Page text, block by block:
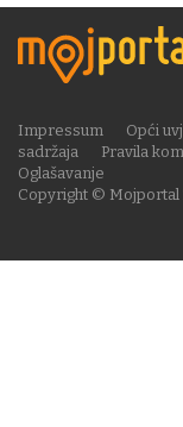
Copyright © Mojportal
Impressum Opći
sadržaja
Pravila
Oglašavanje